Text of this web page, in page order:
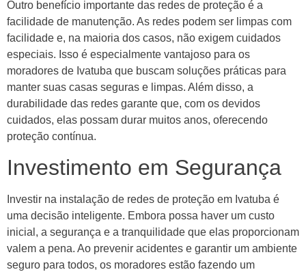
Outro benefício importante das redes de proteção é a
facilidade de manutenção. As redes podem ser limpas com
facilidade e, na maioria dos casos, não exigem cuidados
especiais. Isso é especialmente vantajoso para os
moradores de Ivatuba que buscam soluções práticas para
manter suas casas seguras e limpas. Além disso, a
durabilidade das redes garante que, com os devidos
cuidados, elas possam durar muitos anos, oferecendo
proteção contínua.
Investimento em Segurança
Investir na instalação de redes de proteção em Ivatuba é
uma decisão inteligente. Embora possa haver um custo
inicial, a segurança e a tranquilidade que elas proporcionam
valem a pena. Ao prevenir acidentes e garantir um ambiente
seguro para todos, os moradores estão fazendo um